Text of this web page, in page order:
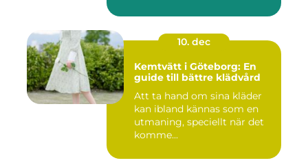
10. dec
Kemtvätt i Göteborg: En
guide till bättre klädvård
Att ta hand om sina kläder
kan ibland kännas som en
utmaning, speciellt när det
komme...